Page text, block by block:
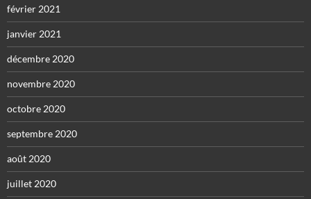
février 2021
janvier 2021
décembre 2020
novembre 2020
octobre 2020
septembre 2020
août 2020
juillet 2020